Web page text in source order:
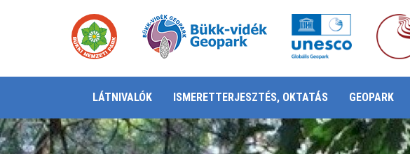
LÁTNIVALÓK ISMERETTERJESZTÉS, OKTATÁS GEOPARK